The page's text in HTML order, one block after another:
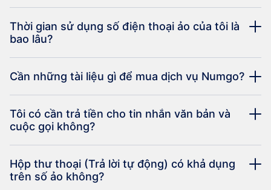
Thời gian sử dụng số điện thoại ảo của tôi là
bao lâu?
Cần những tài liệu gì để mua dịch vụ Numgo?
Tôi có cần trả tiền cho tin nhắn văn bản và
cuộc gọi không?
Hộp thư thoại (Trả lời tự động) có khả dụng
trên số ảo không?